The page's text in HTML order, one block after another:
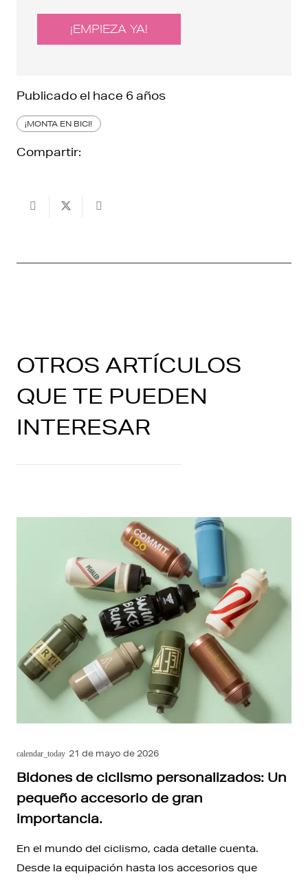
¡EMPIEZA YA!
Publicado el hace 6 años
¡MONTA EN BICI!
Compartir:
OTROS ARTÍCULOS
QUE TE PUEDEN
INTERESAR
calendar_today 21 de mayo de 2026
Bidones de ciclismo personalizados: Un
pequeño accesorio de gran
importancia.
En el mundo del ciclismo, cada detalle cuenta.
Desde la equipación hasta los accesorios que